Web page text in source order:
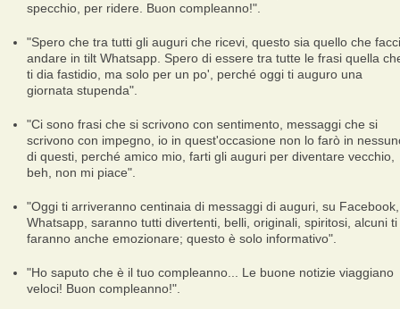
specchio, per ridere. Buon compleanno!".
"Spero che tra tutti gli auguri che ricevi, questo sia quello che
andare in tilt Whatsapp. Spero di essere tra tutte le frasi quella
ti dia fastidio, ma solo per un po', perché oggi ti auguro una
giornata stupenda".
"Ci sono frasi che si scrivono con sentimento, messaggi che si
scrivono con impegno, io in quest'occasione non lo farò in
di questi, perché amico mio, farti gli auguri per diventare vecchio,
beh, non mi piace".
"Oggi ti arriveranno centinaia di messaggi di auguri, su Facebook,
Whatsapp, saranno tutti divertenti, belli, originali, spiritosi, alcuni ti
faranno anche emozionare; questo è solo informativo".
"Ho saputo che è il tuo compleanno... Le buone notizie viaggiano
veloci! Buon compleanno!".